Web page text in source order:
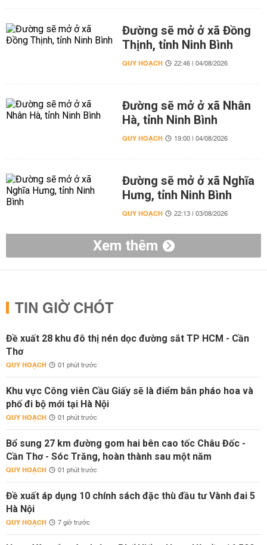
Đường sẽ mở ở xã Đồng
Thịnh, tỉnh Ninh Bình
QUY HOẠCH 22:46 | 04/08/2026
Đường sẽ mở ở xã Nhân
Hà, tỉnh Ninh Bình
QUY HOẠCH 19:00 | 04/08/2026
Đường sẽ mở ở xã Nghĩa
Hưng, tỉnh Ninh Bình
QUY HOẠCH 22:13 | 03/08/2026
Xem thêm
TIN GIỜ CHÓT
Đề xuất 28 khu đô thị nén dọc đường sắt TP HCM - Cần
Thơ
QUY HOẠCH 01 phút trước
Khu vực Công viên Cầu Giấy sẽ là điểm bắn pháo hoa và
phố đi bộ mới tại Hà Nội
QUY HOẠCH 01 phút trước
Bổ sung 27 km đường gom hai bên cao tốc Châu Đốc -
Cần Thơ - Sóc Trăng, hoàn thành sau một năm
QUY HOẠCH 01 phút trước
Đề xuất áp dụng 10 chính sách đặc thù đầu tư Vành đai 5
Hà Nội
QUY HOẠCH 7 giờ trước